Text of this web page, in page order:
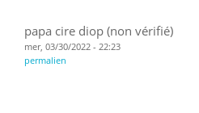
papa cire diop (non vérifié)
mer, 03/30/2022 - 22:23
permalien